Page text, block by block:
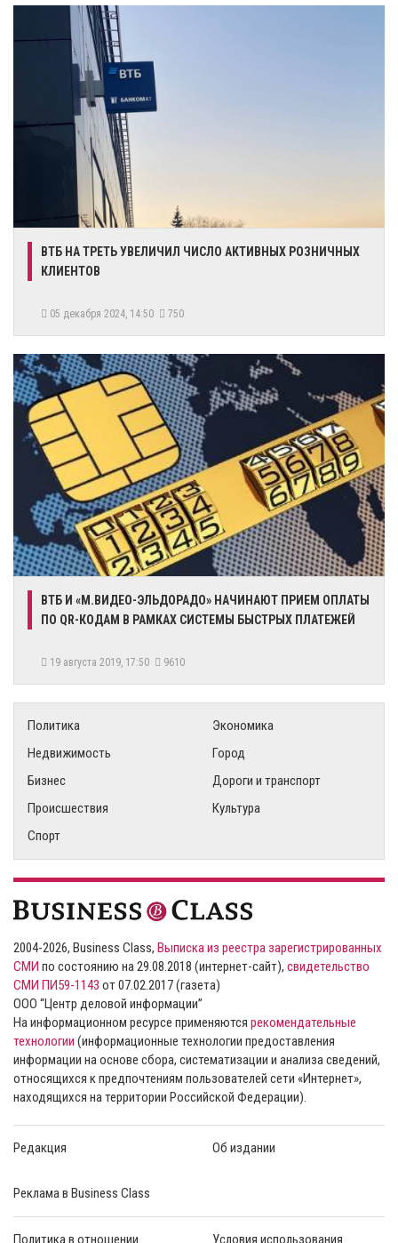
ВТБ НА ТРЕТЬ УВЕЛИЧИЛ ЧИСЛО АКТИВНЫХ РОЗНИЧНЫХ
КЛИЕНТОВ
05 декабря 2024, 14:50 750
ВТБ И «М.ВИДЕО-ЭЛЬДОРАДО» НАЧИНАЮТ ПРИЕМ ОПЛАТЫ
ПО QR-КОДАМ В РАМКАХ СИСТЕМЫ БЫСТРЫХ ПЛАТЕЖЕЙ
19 августа 2019, 17:50 9610
Политика
Экономика
Недвижимость
Город
Бизнес
Дороги и транспорт
Происшествия
Культура
Спорт
2004-2026, Business Class, Выписка из реестра зарегистрированных
СМИ по состоянию на 29.08.2018 (интернет-сайт), свидетельство
СМИ ПИ59-1143 от 07.02.2017 (газета)
ООО “Центр деловой информации”
На информационном ресурсе применяются рекомендательные
технологии (информационные технологии предоставления
информации на основе сбора, систематизации и анализа сведений,
относящихся к предпочтениям пользователей сети «Интернет»,
находящихся на территории Российской Федерации).
Редакция Об издании
Реклама в Business Class
Политика в отношении Условия использования